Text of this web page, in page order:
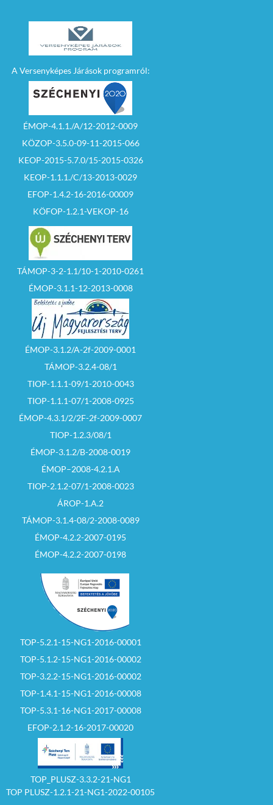
A Versenyképes Járások programról:
ÉMOP-4.1.1./A/12-2012-0009
KÖZOP-3.5.0-09-11-2015-066
KEOP-2015-5.7.0/15-2015-0326
KEOP-1.1.1./C/13-2013-0029
EFOP-1.4.2-16-2016-00009
KÖFOP-1.2.1-VEKOP-16
TÁMOP-3-2-1.1/10-1-2010-0261
ÉMOP-3.1.1-12-2013-0008
ÉMOP-3.1.2/A-2f-2009-0001
TÁMOP-3.2.4-08/1
TIOP-1.1.1-09/1-2010-0043
TIOP-1.1.1-07/1-2008-0925
ÉMOP-4.3.1/2/2F-2f-2009-0007
TIOP-1.2.3/08/1
ÉMOP-3.1.2/B-2008-0019
ÉMOP–2008-4.2.1.A
TIOP-2.1.2-07/1-2008-0023
ÁROP-1.A.2
TÁMOP-3.1.4-08/2-2008-0089
ÉMOP-4.2.2-2007-0195
ÉMOP-4.2.2-2007-0198
TOP-5.2.1-15-NG1-2016-00001
TOP-5.1.2-15-NG1-2016-00002
TOP-3.2.2-15-NG1-2016-00002
TOP-1.4.1-15-NG1-2016-00008
TOP-5.3.1-16-NG1-2017-00008
EFOP-2.1.2-16-2017-00020
TOP_PLUSZ-3.3.2-21-NG1
TOP PLUSZ-1.2.1-21-NG1-2022-00105